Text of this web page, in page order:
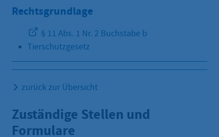
Rechtsgrundlage
§ 11 Abs. 1 Nr. 2 Buchstabe b
Tierschutzgesetz
zurück zur Übersicht
Zuständige Stellen und
Formulare